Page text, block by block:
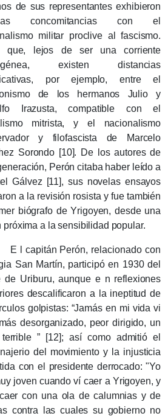
de sus representantes exhibieron
concomitancias con el
militar proclive al fascismo.
que, lejos de ser una corriente
existen distancias
por ejemplo, entre el
de los hermanos Julio y
Irazusta, compatible con el
mitrista, y el nacionalismo
y filofascista de Marcelo
Sorondo [10]. De los autores de
Perón citaba haber leído a
Gálvez [11], sus novelas ensayos
a la revisión rosista y fue también
biógrafo de Yrigoyen, desde una
próxima a la sensibilidad popular.
l capitán Perón, relacionado con
San Martín, participó en 1930 del
de Uriburu, aunque e n reflexiones
descalificaron a la ineptitud de
golpistas: “Jamás en mi vida vi
desorganizado, peor dirigido, un
terrible ” [12];así como admitió el
del movimiento y la injusticia
con el presidente derrocado: "Yo
joven cuando ví caer a Yrigoyen, y
con una ola de calumnias y de
contra las cuales su gobierno no